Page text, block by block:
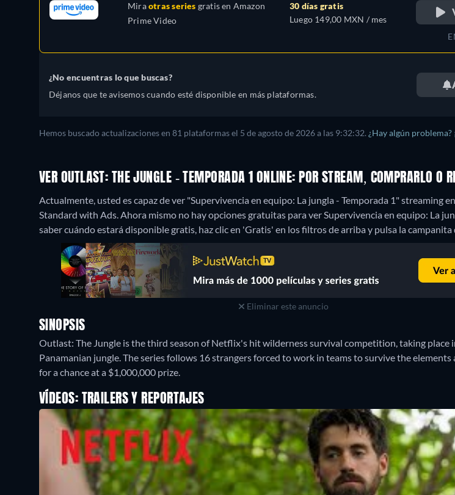
Miraotras series gratis en Amazon
Prime Video
30 días gratis
Luego 149,00 MXN / mes
¿No encuentras lo que buscas?
Déjanos que te avisemos cuando esté disponible en más plataformas.
Hemos buscado actualizaciones en 81 plataformas el 5 de agosto de 2026 a las 9:32:32.¿Hay algún problema?
VER OUTLAST: THE JUNGLE - TEMPORADA 1 ONLINE: POR STREAM, COMPRARLO O
Actualmente, usted es capaz de ver "Supervivencia en equipo: La jungla - Temporada 1" streaming
Standard with Ads.Ahora mismo no hay opciones gratuitas para ver Supervivencia en equipo: La
saber cuándo estará disponible gratis, haz clic en 'Gratis' en los filtros de arriba y pulsa la
Eliminar este anuncio
SINOPSIS
Outlast: The Jungle is the third season of Netflix's hit wilderness survival competition, taking place
Panamanian jungle. The series follows 16 strangers forced to work in teams to survive the elements
for a chance at a $1,000,000 prize.
VÍDEOS: TRAILERS Y REPORTAJES